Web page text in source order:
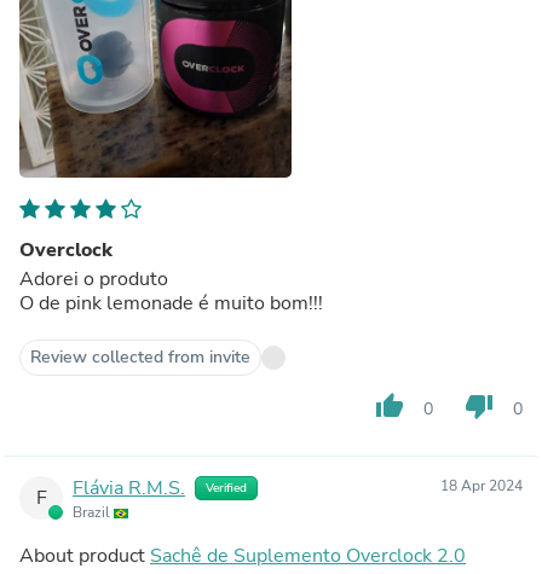
Overclock
Adorei o produto
O de pink lemonade é muito bom!!!
Review collected from invite
thumb_up 0 thumb_down 0
F Flávia R.M.S. Verified
Brazil
18 Apr 2024
About product Sachê de Suplemento Overclock 2.0